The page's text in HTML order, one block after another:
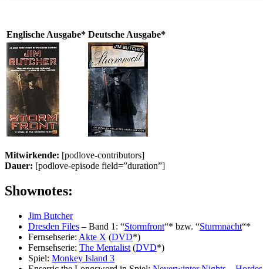
Englische Ausgabe* Deutsche Ausgabe*
Mitwirkende: [podlove-contributors]
Dauer: [podlove-episode field=”duration”]
Shownotes:
Jim Butcher
Dresden Files – Band 1: “Stormfront“* bzw. “Sturmnacht“*
Fernsehserie: Akte X (DVD*)
Fernsehserie: The Mentalist (DVD*)
Spiel: Monkey Island 3